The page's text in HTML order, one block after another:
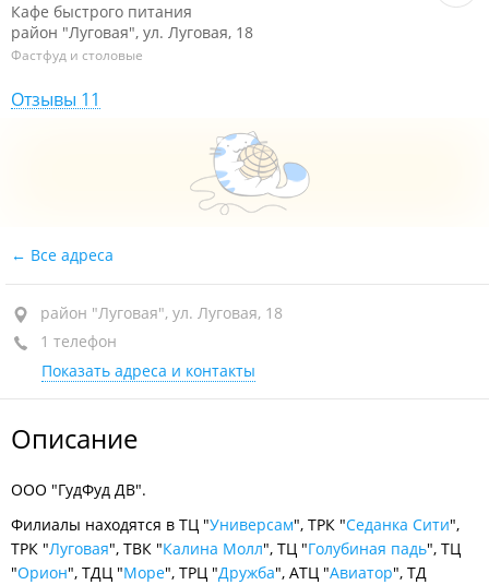
Кафе быстрого питания
район "Луговая", ул. Луговая, 18
Фастфуд и столовые
Отзывы 11
Все адреса
район "Луговая", ул. Луговая, 18
1 телефон
Показать адреса и контакты
Описание
ООО "ГудФуд ДВ".
Филиалы находятся в ТЦ "Универсам", ТРК "Седанка Сити",
ТРК "Луговая", ТВК "Калина Молл", ТЦ "Голубиная падь", ТЦ
"Орион", ТДЦ "Море", ТРЦ "Дружба", АТЦ "Авиатор", ТД